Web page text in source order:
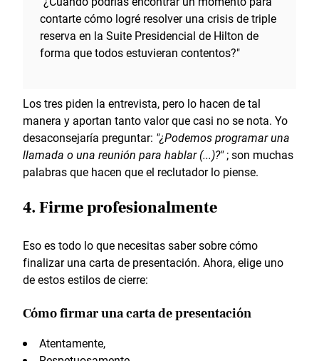
contarte cómo logré resolver una crisis de triple
reserva en la Suite Presidencial de Hilton de
forma que todos estuvieran contentos?"
Los tres piden la entrevista, pero lo hacen de tal
manera y aportan tanto valor que casi no se nota. Yo
desaconsejaría preguntar: "¿Podemos programar una
llamada o una reunión para hablar (...)?"; son muchas
palabras que hacen que el reclutador lo piense.
4. Firme profesionalmente
Eso es todo lo que necesitas saber sobre cómo
finalizar una carta de presentación. Ahora, elige uno
de estos estilos de cierre:
Cómo firmar una carta de presentación
Atentamente,